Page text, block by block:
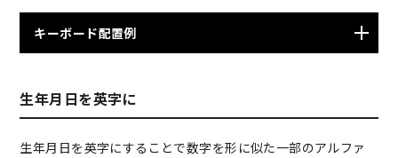
キーボード配置例
生年月日を英字に
生年月日を英字にすることで数字を形に似た一部のアルファ